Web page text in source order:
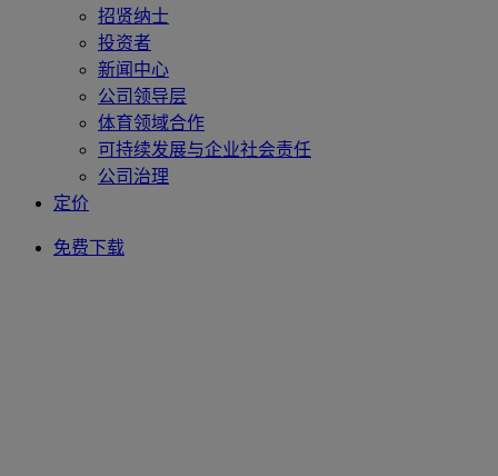
招贤纳士
投资者
新闻中心
公司领导层
体育领域合作
可持续发展与企业社会责任
公司治理
定价
免费下载